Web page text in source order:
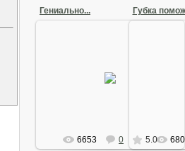
Гениально...
Гениально...
6653 0 5.0
Губка